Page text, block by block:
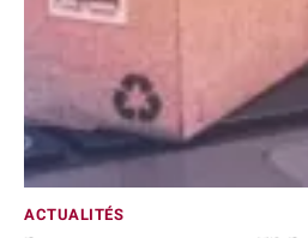
ACTUALITÉS